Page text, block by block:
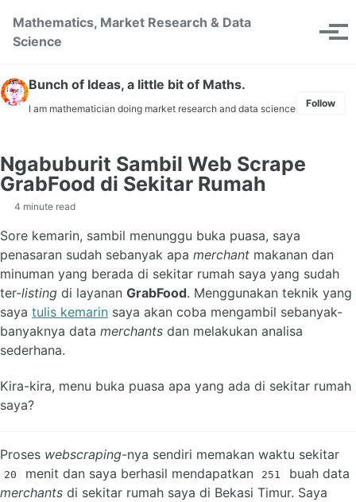
Mathematics, Market Research & Data
Science
Toggle
Bunch of Ideas, a little bit of Maths.
I am mathematician doing market research and data science Follow
Ngabuburit Sambil Web Scrape
GrabFood di Sekitar Rumah
4 minute read
Sore kemarin, sambil menunggu buka puasa, saya
penasaran sudah sebanyak apa merchant makanan dan
minuman yang berada di sekitar rumah saya yang sudah
ter-listing di layanan GrabFood. Menggunakan teknik yang
saya tulis kemarin saya akan coba mengambil sebanyak-
banyaknya data merchants dan melakukan analisa
sederhana.
Kira-kira, menu buka puasa apa yang ada di sekitar rumah
saya?
Proses webscraping-nya sendiri memakan waktu sekitar
20 menit dan saya berhasil mendapatkan 251
buah data
merchants di sekitar rumah saya di Bekasi Timur. Saya